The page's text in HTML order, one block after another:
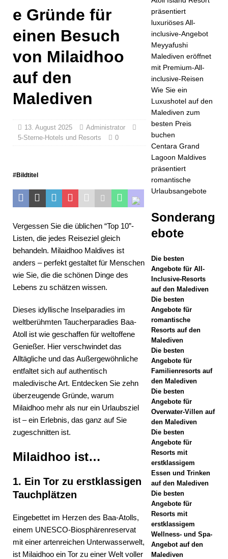
Fest ein
HOTELS
2026 ]
Kaafu Atoll
Resort
präsentiert
luxuriöses
inclusive-
Angebot
STERNE-
UND
RESORTS
hi
eröffnet
mit
Premium-
e Gründe für
einen Besuch
von Milaidhoo
auf den
Malediven
13. August 2025
Administrator
5-Sterne-Hotels und Resorts
0
#Bildtitel
Vergessen Sie die üblichen “Top 10”-
Listen, die jedes Reiseziel gleich
behandeln. Milaidhoo Maldives ist
anders – perfekt gestaltet für Menschen
wie Sie, die die schönen Dinge des
Lebens zu schätzen wissen.
Dieses idyllische Inselparadies im
weltberühmten Taucherparadies Baa-
Atoll ist wie geschaffen für weltoffene
Genießer. Hier verschwindet das
Alltägliche und das Außergewöhnliche
entfaltet sich auf authentisch
maledivische Art. Entdecken Sie zehn
überzeugende Gründe, warum
Milaidhoo mehr als nur ein Urlaubsziel
ist – ein Erlebnis, das ganz auf Sie
zugeschnitten ist.
Milaidhoo ist…
1. Ein Tor zu erstklassigen
Tauchplätzen
Eingebettet im Herzen des Baa-Atolls,
einem UNESCO-Biosphärenreservat
mit einer artenreichen Unterwasserwelt,
ist Milaidhoo ein Tor zu einer Welt voller
präsentiert
luxuriöses All-
inclusive-Angebot
Meyyafushi
Malediven eröffnet
mit Premium-All-
inclusive-Reisen
Wie Sie ein
Luxushotel auf den
Malediven zum
besten Preis
buchen
Centara Grand
Lagoon Maldives
präsentiert
romantische
Urlaubsangebote
Sonderang
ebote
Die besten
Angebote für All-
Inclusive-Resorts
auf den Malediven
Die besten
Angebote für
romantische
Resorts auf den
Malediven
Die besten
Angebote für
Familienresorts auf
den Malediven
Die besten
Angebote für
Overwater-Villen auf
den Malediven
Die besten
Angebote für
Resorts mit
erstklassigem
Essen und Trinken
auf den Malediven
Die besten
Angebote für
Resorts mit
erstklassigem
Wellness- und Spa-
Angebot auf den
Malediven